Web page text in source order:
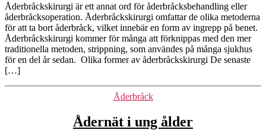
Åderbråckskirurgi är ett annat ord för åderbråcksbehandling eller
åderbråcksoperation. Åderbråckskirurgi omfattar de olika metoderna
för att ta bort åderbråck, vilket innebär en form av ingrepp på benet.
Åderbråckskirurgi kommer för många att förknippas med den mer
traditionella metoden, strippning, som användes på många sjukhus
för en del år sedan. Olika former av åderbråckskirurgi De senaste
[…]
Kategorier
Åderbråck
Ådernät i ung ålder